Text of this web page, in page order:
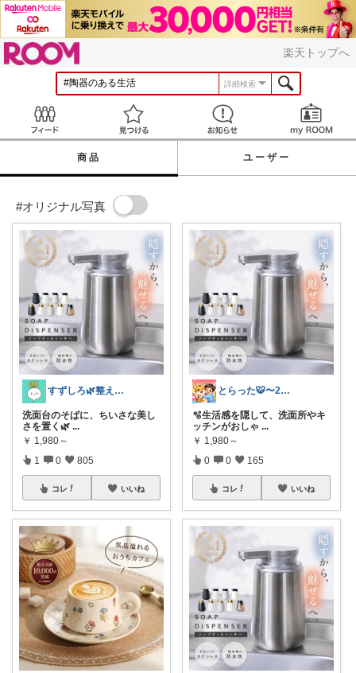
楽天トップへ
詳細検索
見つける お知らせ
商品 ユーザー
#オリジナル写真
すずしろ🌿整えながら、ゆるく暮らす
洗面台のそばに、ちいさな美し
さを置く🌿 ...
￥ 1,980～
1 0 805
コレ いいね
とらった🐯〜2児パパの黙示録〜
🫧生活感を隠して、洗面所やキ
ッチンがおしゃ ...
￥ 1,980～
0 0 165
コレ いいね